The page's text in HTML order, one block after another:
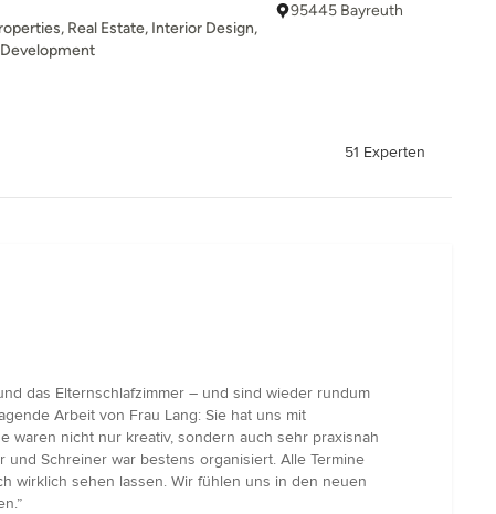
Real Estate, Interior Design,
95445 Bayreuth
51 Experten
das Elternschlafzimmer – und sind wieder rundum
Arbeit von Frau Lang: Sie hat uns mit
waren nicht nur kreativ, sondern auch sehr praxisnah
Schreiner war bestens organisiert. Alle Termine
wirklich sehen lassen. Wir fühlen uns in den neuen